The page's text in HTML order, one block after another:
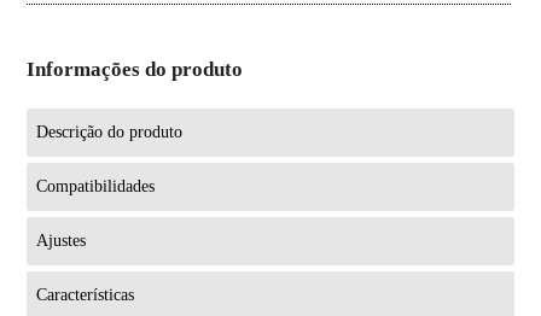
Informações do produto
Descrição do produto
Compatibilidades
Ajustes
Características